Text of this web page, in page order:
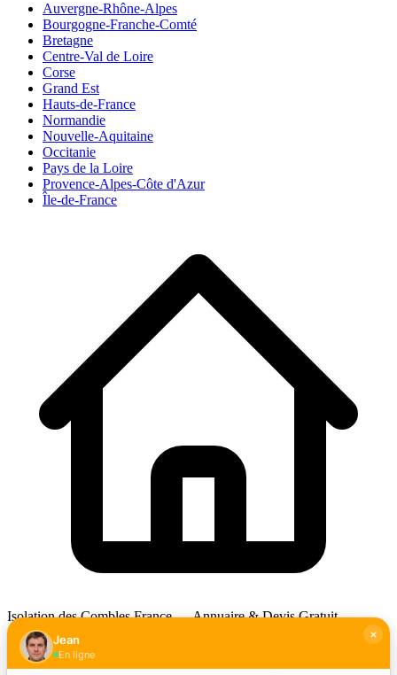
Auvergne-Rhône-Alpes
Bourgogne-Franche-Comté
Bretagne
Centre-Val de Loire
Corse
Grand Est
Hauts-de-France
Normandie
Nouvelle-Aquitaine
Occitanie
Pays de la Loire
Provence-Alpes-Côte d'Azur
Île-de-France
Isolation des Combles France — Annuaire & Devis Gratuit
L'annuaire de référence pour trouver les meilleurs spécialistes en
isolation des combles partout en France. Devis gratuits, avis vérifiés.
Jean
En ligne